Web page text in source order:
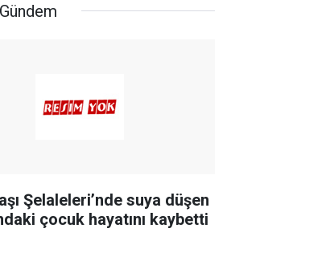
Şelaleleri’nde suya düşen
çocuk hayatını kaybetti